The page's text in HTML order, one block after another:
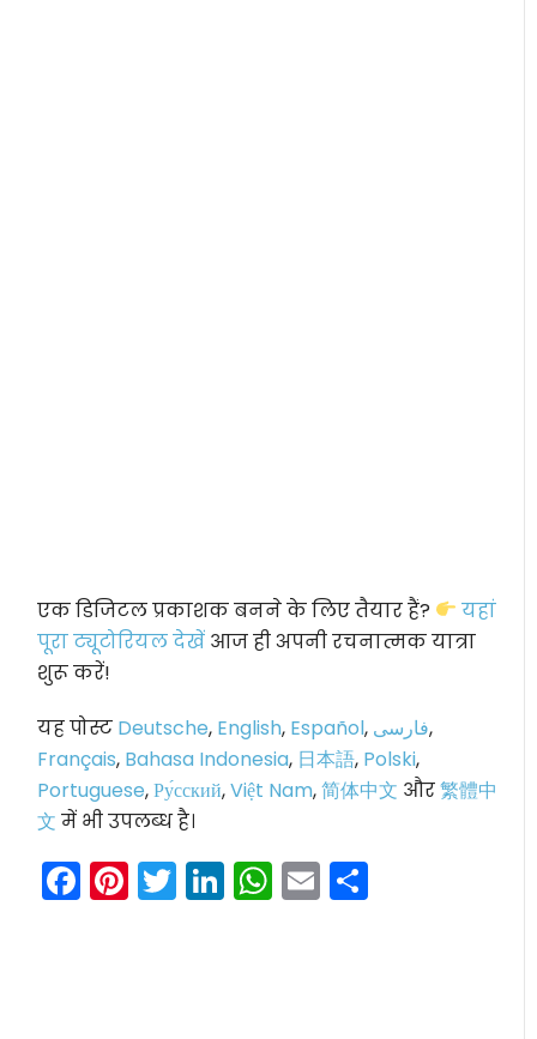
एक डिजिटल प्रकाशक बनने के लिए तैयार हैं?
यहां
पूरा ट्यूटोरियल देखें आज ही अपनी रचनात्मक यात्रा
शुरू करें!
यह पोस्ट Deutsche, English, Español, فارسی,
Français, Bahasa Indonesia, 日本語, Polski,
Portuguese,Ру́сский,Việt Nam,简体中文 और繁體中
文 में भी उपलब्ध है।
Facebook
Pinterest
Twitter
LinkedIn
WhatsApp
Email